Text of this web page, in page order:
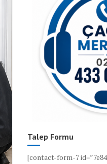
Talep Formu
[contact-form-7